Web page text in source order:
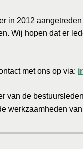
in 2012
Wij hopen dat er
met ons op via:
van de
werkzaamheden